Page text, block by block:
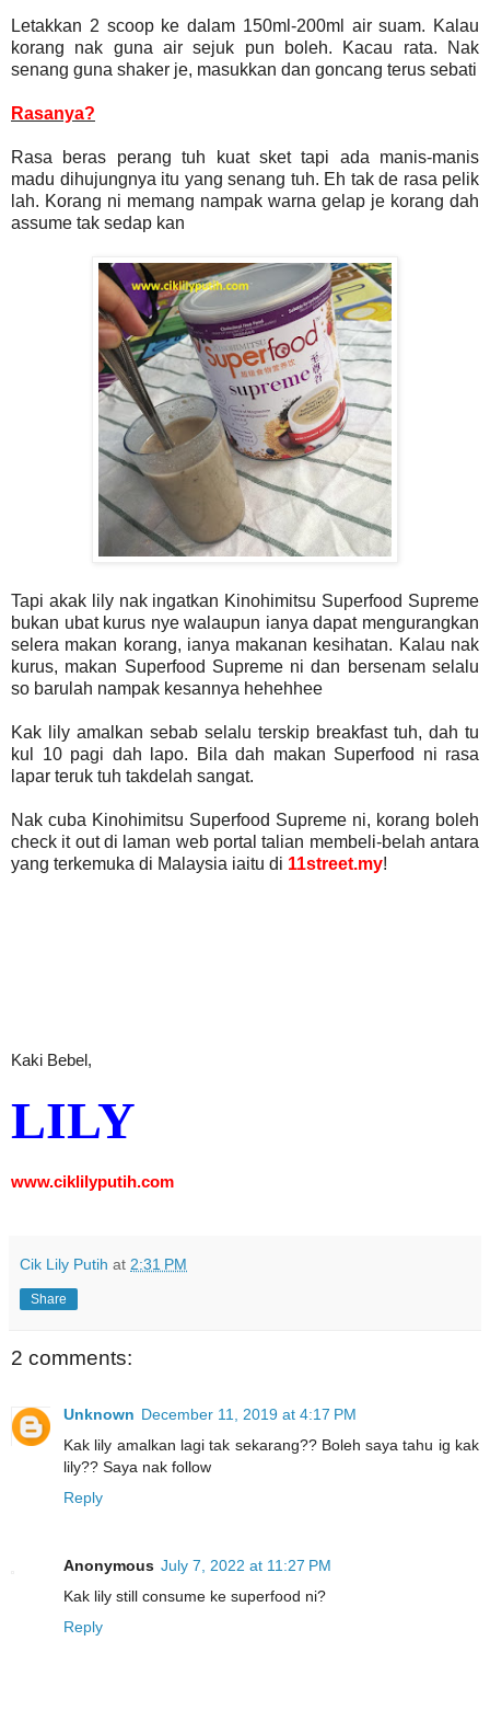
Letakkan 2 scoop ke dalam 150ml-200ml air suam. Kalau
korang nak guna air sejuk pun boleh. Kacau rata. Nak
senang guna shaker je, masukkan dan goncang terus sebati
Rasanya?
Rasa beras perang tuh kuat sket tapi ada manis-manis
madu dihujungnya itu yang senang tuh. Eh tak de rasa pelik
lah. Korang ni memang nampak warna gelap je korang dah
assume tak sedap kan
Tapi akak lily nak ingatkan Kinohimitsu Superfood Supreme
bukan ubat kurus nye walaupun ianya dapat mengurangkan
selera makan korang, ianya makanan kesihatan. Kalau nak
kurus, makan Superfood Supreme ni dan bersenam selalu
so barulah nampak kesannya hehehhee
Kak lily amalkan sebab selalu terskip breakfast tuh, dah tu
kul 10 pagi dah lapo. Bila dah makan Superfood ni rasa
lapar teruk tuh takdelah sangat.
Nak cuba Kinohimitsu Superfood Supreme ni, korang boleh
check it out di laman web portal talian membeli-belah antara
yang terkemuka di Malaysia iaitu di 11street.my!
Kaki Bebel,
LILY
www.ciklilyputih.com
Cik Lily Putih at 2:31 PM
Share
2 comments:
Unknown December 11, 2019 at 4:17 PM
Kak lily amalkan lagi tak sekarang?? Boleh saya tahu ig kak
lily?? Saya nak follow
Reply
Anonymous July 7, 2022 at 11:27 PM
Kak lily still consume ke superfood ni?
Reply